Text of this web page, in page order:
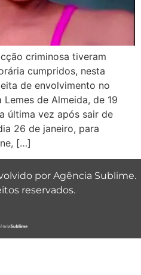
criminosa tiveram
cumpridos, nesta
de envolvimento no
de Almeida, de 19
última vez após sair de
26 de janeiro, para
[…]
por Agência Sublime.
reservados.